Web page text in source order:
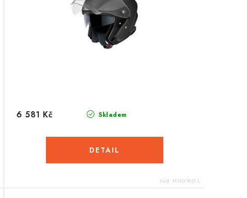
Skladem
6 581 Kč
Kód:M140-1861-L